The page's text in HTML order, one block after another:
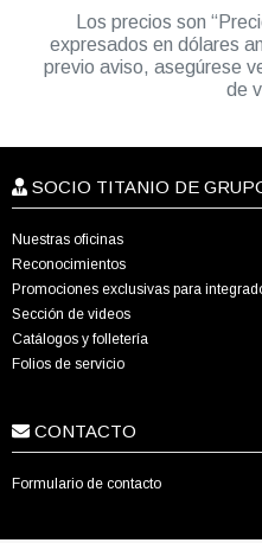
Los precios son
expresados en dólares
previo aviso, asegúrese
de
SOCIO TITANIO DE
Nuestras oficinas
Reconocimientos
Promociones exclusivas para
Sección de videos
Catálogos y folletería
Folios de servicio
CONTACTO
Formulario de contacto